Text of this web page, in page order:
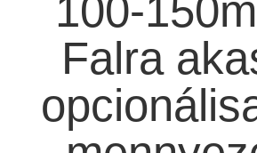
100-
Falra